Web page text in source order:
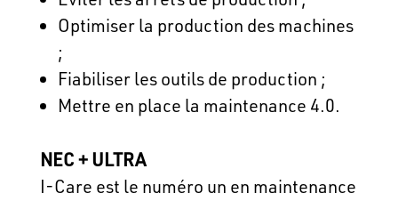
Optimiser la production des machines
;
Fiabiliser les outils de production ;
Mettre en place la maintenance 4.0.
NEC + ULTRA
I-Care est le numéro un en maintenance